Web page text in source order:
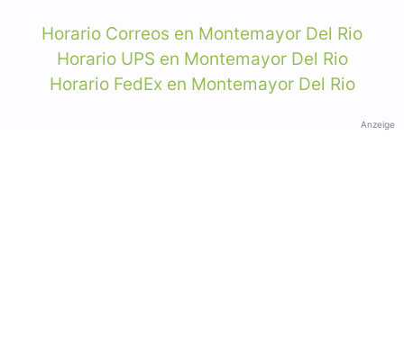
Horario Correos en Montemayor Del Rio
Horario UPS en Montemayor Del Rio
Horario FedEx en Montemayor Del Rio
Anzeige